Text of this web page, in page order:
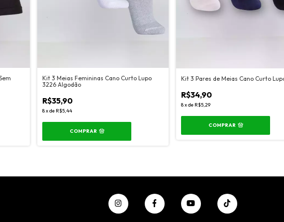
Kit 3 Meias Femininas Cano Curto Lupo
3226 Algodão
R$35,90
8xde R$5,44
COMPRAR
Kit 3 Pares de Meias Cano Curto
R$34,90
8xde R$5,29
COMPRAR